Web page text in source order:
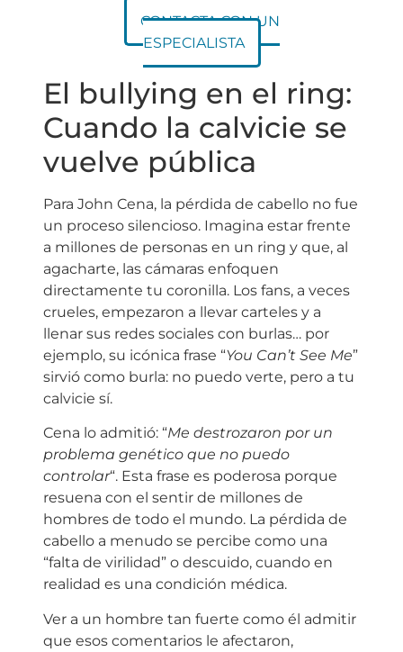
CONTACTA CON UN
ESPECIALISTA
El bullying en el ring:
Cuando la calvicie se
vuelve pública
Para John Cena, la pérdida de cabello no fue
un proceso silencioso. Imagina estar frente
a millones de personas en un ring y que, al
agacharte, las cámaras enfoquen
directamente tu coronilla. Los fans, a veces
crueles, empezaron a llevar carteles y a
llenar sus redes sociales con burlas… por
ejemplo, su icónica frase “You Can’t See Me”
sirvió como burla: no puedo verte, pero a tu
calvicie sí.
Cena lo admitió: “Me destrozaron por un
problema genético que no puedo
controlar“. Esta frase es poderosa porque
resuena con el sentir de millones de
hombres de todo el mundo. La pérdida de
cabello a menudo se percibe como una
“falta de virilidad” o descuido, cuando en
realidad es una condición médica.
Ver a un hombre tan fuerte como él admitir
que esos comentarios le afectaron,